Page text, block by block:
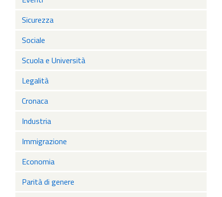
Sicurezza
Sociale
Scuola e Università
Legalità
Cronaca
Industria
Immigrazione
Economia
Parità di genere